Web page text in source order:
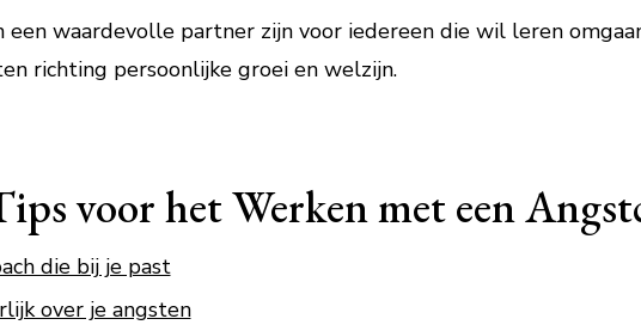
een waardevolle partner zijn voor iedereen die wil leren
richting persoonlijke groei en welzijn.
voor het Werken met een
die bij je past
over je angsten